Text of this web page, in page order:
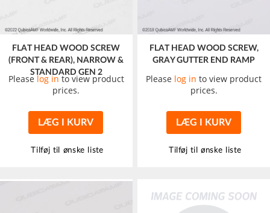
FLAT HEAD WOOD SCREW
(FRONT & REAR), NARROW &
STANDARD GEN 2
Please log into view product
prices.
LÆG I KURV
Tilføj til ønske liste
FLAT HEAD WOOD SCREW,
GRAY GUTTER END RAMP
Please log in to view product
prices.
LÆG I KURV
Tilføj til ønske liste